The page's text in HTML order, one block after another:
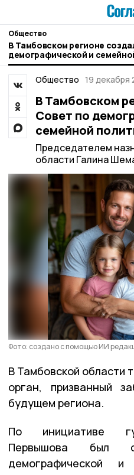
Общество
В Тамбовском регионе
демографической и
Общество 19 декабря
В Тамбовском
Совет по
семейной
Председателем
области Галина
Фото: создано с помощью ИИ
В Тамбовской области
орган, призванный
будущем региона.
По инициативе
Первышова был
демографической и